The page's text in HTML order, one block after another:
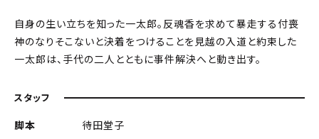
自身の生い立ちを知った一太郎。反魂香を求めて暴走する付喪
神のなりそこないと決着をつけることを見越の入道と約束した
一太郎は、手代の二人とともに事件解決へと動き出す。
スタッフ
脚本
待田堂子